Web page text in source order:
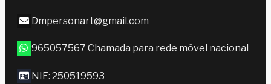
Dmpersonart@gmail.com
965057567 Chamada para rede móvel nacional
NIF: 250519593